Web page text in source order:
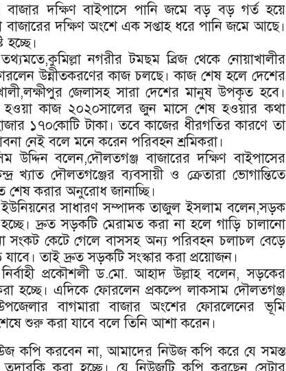
দক্ষিণ বাইপাসে পানি জমে বড় বড় গর্ত হয়ে
দক্ষিণ অংশে এক সপ্তাহ ধরে পানি জমে আছে।
হচ্ছে।
নগরীর টমছম ব্রিজ থেকে নোয়াখালীর
উন্নীতকরণের কাজ চলছে। কাজ শেষ হলে দেশের
জেলাসহ সারা দেশের মানুষ উপকৃত হবে।
হওয়া কাজ ২০২০সালের জুন মাসে শেষ হওয়ার কথা
১৭০কোটি টাকা। তবে কাজের ধীরগতির কারণে তা
নেই বলে মনে করেন পরিবহন শ্রমিকরা।
উদ্দিন বলেন,দৌলতগঞ্জ বাজারের দক্ষিণ বাইপাসের
খ্যাত দৌলতগঞ্জের ব্যবসায়ী ও ক্রেতারা ভোগান্তিতে
শেষ করার অনুরোধ জানাচ্ছি।
ইউনিয়নের সাধারণ সম্পাদক তাজুল ইসলাম বলেন,সড়ক
দ্রুত সড়কটি মেরামত করা না হলে গাড়ি চালানো
সংকট কেটে গেলে বাসসহ অন্য পরিবহন চলাচল বেড়ে
তাই দ্রুত সড়কটি সংস্কার করা প্রয়োজন।
প্রকৌশলী ড.মো. আহাদ উল্লাহ বলেন, সড়কের
হচ্ছে। এদিকে ফোরলেন প্রকল্পে লাকসাম দৌলতগঞ্জ
বাগমারা বাজার অংশের ফোরলেনের ভূমি
শুরু করা যাবে বলে তিনি আশা করেন।
কপি করবেন না, আমাদের নিউজ কপি করে যে সমস্ত